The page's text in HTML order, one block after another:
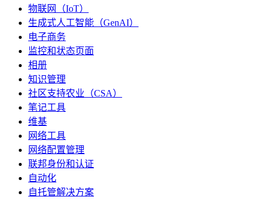
物联网（IoT）
生成式人工智能（GenAI）
电子商务
监控和状态页面
相册
知识管理
社区支持农业（CSA）
笔记工具
维基
网络工具
网络配置管理
联邦身份和认证
自动化
自托管解决方案